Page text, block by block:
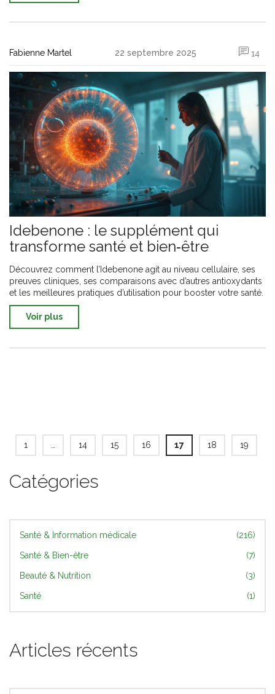
Fabienne Martel 22 septembre 2025 14
Idebenone : le supplément qui
transforme santé et bien‑être
Découvrez comment l’Idebenone agit au niveau cellulaire, ses
preuves cliniques, ses comparaisons avec d’autres antioxydants
et les meilleures pratiques d’utilisation pour booster votre santé.
Voir plus
1 14 15 16 17 18 19
Catégories
Santé & Information médicale (216)
Santé & Bien-être (7)
Beauté & Nutrition (3)
Santé (1)
Articles récents